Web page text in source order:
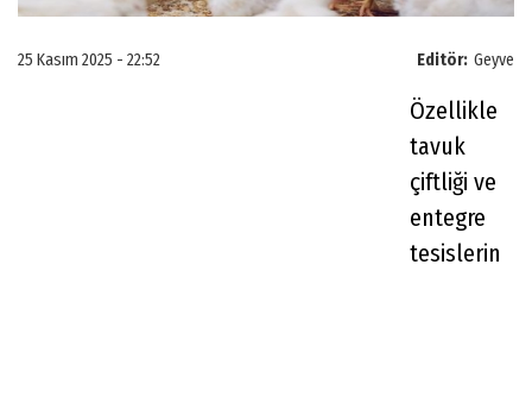
Editör: Geyve
25 Kasım 2025 - 22:52
Özellikle
tavuk
çiftliği ve
entegre
tesislerin